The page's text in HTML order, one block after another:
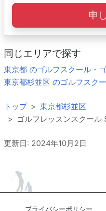
申
同じエリアで探す
東京都 のゴルフスクール・
東京都杉並区 のゴルフスク
トップ
東京都杉並区
ゴルフレッスンスクール
更新日: 2024年10月2日
プライバシーポリシー